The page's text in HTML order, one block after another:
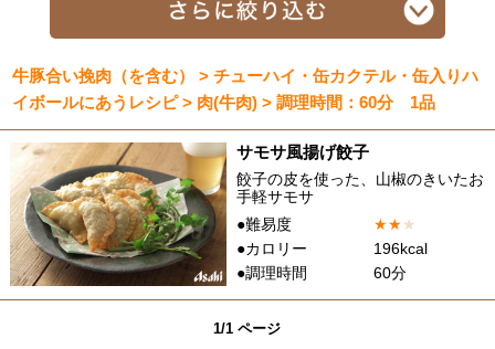
牛豚合い挽肉（を含む） > チューハイ・缶カクテル・缶入りハ
イボールにあうレシピ > 肉(牛肉) > 調理時間：60分 1品
サモサ風揚げ餃子
餃子の皮を使った、山椒のきいたお
手軽サモサ
●難易度
★★★
●カロリー
196kcal
●調理時間
60分
1/1 ページ